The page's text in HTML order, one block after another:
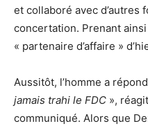
et collaboré avec d’autres
concertation. Prenant
« partenaire d’affaire »
Aussitôt, l’homme a
jamais trahi le FDC »,
communiqué. Alors que